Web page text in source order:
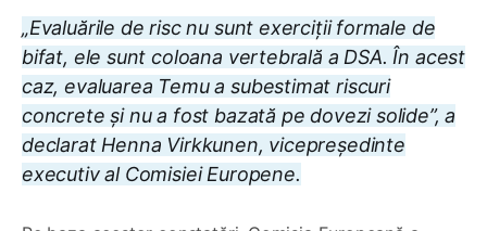
„Evaluările de risc nu sunt exerciții formale de
bifat, ele sunt coloana vertebrală a DSA. În acest
caz, evaluarea Temu a subestimat riscuri
concrete și nu a fost bazată pe dovezi solide”, a
declarat Henna Virkkunen, vicepreședinte
executiv al Comisiei Europene.